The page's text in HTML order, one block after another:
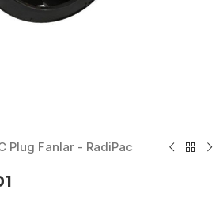
Plug Fanlar - RadiPac